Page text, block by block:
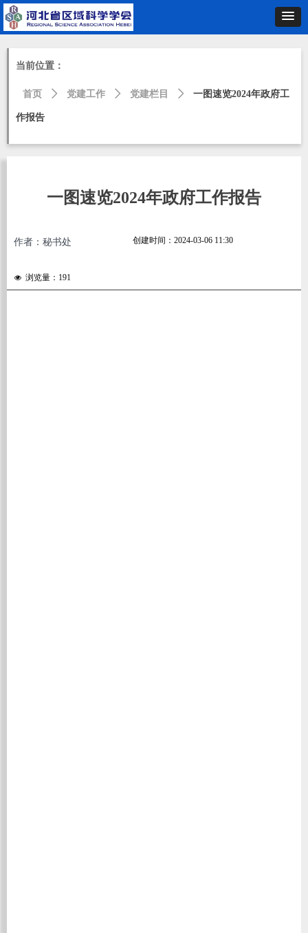
当前位置：
首页 ꄲ 党建工作 ꄲ 党建栏目 ꄲ 一图速览2024年政府工
作报告
一图速览2024年政府工作报告
作者：秘书处
넶 浏览量： 191
创建时间：2024-03-06 11:30